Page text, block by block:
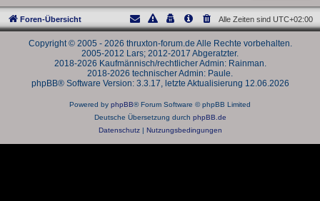
Foren-Übersicht Alle Zeiten sind UTC+02:00
Copyright © 2005 - 2026 thruxton-forum.de Alle Rechte vorbehalten.
2005-2012 Lars; 2012-2017 Abgeratzter.
2018-2026 Kaufmännisch/rechtlicher Admin: Rainman.
2018-2026 technischer Admin: Paule.
phpBB® Software Version: 3.3.17, letzte Aktualisierung 12.06.2026
Powered by phpBB® Forum Software © phpBB Limited
Deutsche Übersetzung durch phpBB.de
Datenschutz| Nutzungsbedingungen